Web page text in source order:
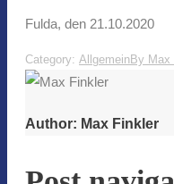
Fulda, den 21.10.2020
Category: AllgemeinBy Max
Author: Max Finkler